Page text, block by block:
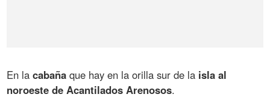
En lacabaña que hay en la orilla sur de la isla al
noroeste de Acantilados Arenosos.